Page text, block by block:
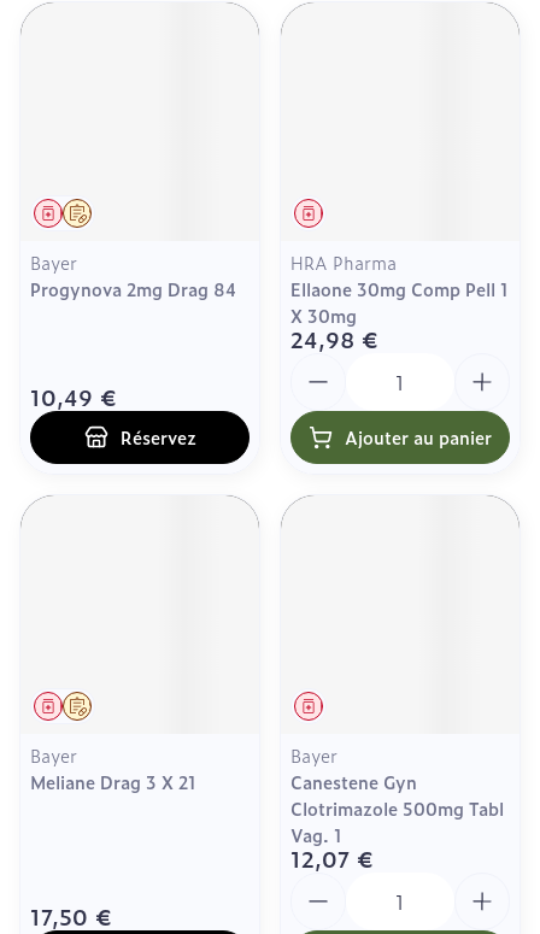
Sur prescription
Médicament
Bayer
Progynova 2mg Drag 84
10,49 €
Réservez
Médicament
HRA Pharma
Ellaone 30mg Comp Pell 1
X 30mg
24,98 €
Ajouter au panier
Sur prescription
Médicament
Bayer
Meliane Drag 3 X 21
17,50 €
Médicament
Bayer
Canestene Gyn
Clotrimazole 500mg Tabl
Vag. 1
12,07 €